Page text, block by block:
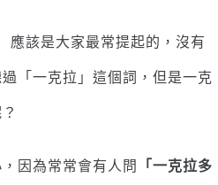
應該是大家最常提起的，沒有
「一克拉」這個詞，但是一克
因為常常會有人問 「一克拉多